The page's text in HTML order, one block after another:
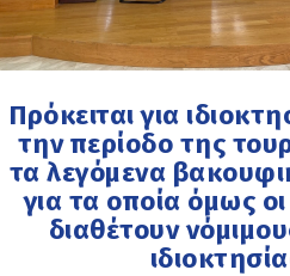
Πρόκειται για
την περίοδο της
τα λεγόμενα
για τα οποία όμως οι
διαθέτουν